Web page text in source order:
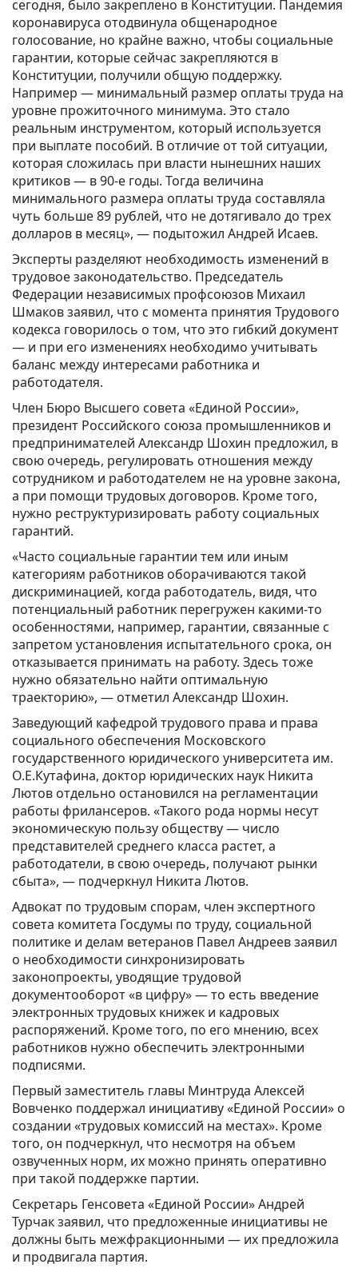
сегодня, было закреплено в Конституции. Пандемия
коронавируса отодвинула общенародное
голосование, но крайне важно, чтобы социальные
гарантии, которые сейчас закрепляются в
Конституции, получили общую поддержку.
Например — минимальный размер оплаты труда на
уровне прожиточного минимума. Это стало
реальным инструментом, который используется
при выплате пособий. В отличие от той ситуации,
которая сложилась при власти нынешних наших
критиков — в 90-е годы. Тогда величина
минимального размера оплаты труда составляла
чуть больше 89 рублей, что не дотягивало до трех
долларов в месяц», — подытожил Андрей Исаев.
Эксперты разделяют необходимость изменений в
трудовое законодательство. Председатель
Федерации независимых профсоюзов Михаил
Шмаков заявил, что с момента принятия Трудового
кодекса говорилось о том, что это гибкий документ
— и при его изменениях необходимо учитывать
баланс между интересами работника и
работодателя.
Член Бюро Высшего совета «Единой России»,
президент Российского союза промышленников и
предпринимателей Александр Шохин предложил, в
свою очередь, регулировать отношения между
сотрудником и работодателем не на уровне закона,
а при помощи трудовых договоров. Кроме того,
нужно реструктуризировать работу социальных
гарантий.
«Часто социальные гарантии тем или иным
категориям работников оборачиваются такой
дискриминацией, когда работодатель, видя, что
потенциальный работник перегружен какими-то
особенностями, например, гарантии, связанные с
запретом установления испытательного срока, он
отказывается принимать на работу. Здесь тоже
нужно обязательно найти оптимальную
траекторию», — отметил Александр Шохин.
Заведующий кафедрой трудового права и права
социального обеспечения Московского
государственного юридического университета им.
О.Е.Кутафина, доктор юридических наук Никита
Лютов отдельно остановился на регламентации
работы фрилансеров. «Такого рода нормы несут
экономическую пользу обществу — число
представителей среднего класса растет, а
работодатели, в свою очередь, получают рынки
сбыта», — подчеркнул Никита Лютов.
Адвокат по трудовым спорам, член экспертного
совета комитета Госдумы по труду, социальной
политике и делам ветеранов Павел Андреев заявил
о необходимости синхронизировать
законопроекты, уводящие трудовой
документооборот «в цифру» — то есть введение
электронных трудовых книжек и кадровых
распоряжений. Кроме того, по его мнению, всех
работников нужно обеспечить электронными
подписями.
Первый заместитель главы Минтруда Алексей
Вовченко поддержал инициативу «Единой России» о
создании «трудовых комиссий на местах». Кроме
того, он подчеркнул, что несмотря на объем
озвученных норм, их можно принять оперативно
при такой поддержке партии.
Секретарь Генсовета «Единой России» Андрей
Турчак заявил, что предложенные инициативы не
должны быть межфракционными — их предложила
и продвигала партия.